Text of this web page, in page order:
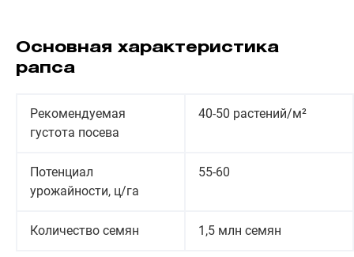
Основная характеристика
рапса
Рекомендуемая
густота посева
40-50 растений/м²
Потенциал
урожайности, ц/га
55-60
Количество семян 1,5 млн семян